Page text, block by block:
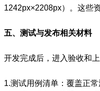
1242px×2208px）。这些
五、测试与发布相关材料
开发完成后，进入验收和
1.测试用例清单：覆盖正